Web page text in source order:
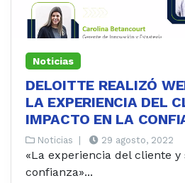
Noticias
DELOITTE REALIZÓ
LA EXPERIENCIA DEL
IMPACTO EN LA
Noticias 29 agosto, 2022
«La experiencia del cliente
confianza»...